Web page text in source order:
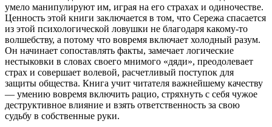
умело манипулируют им, играя на его страхах и одиночестве.
Ценность этой книги заключается в том, что Сережа спасается
из этой психологической ловушки не благодаря какому-то
волшебству, а потому что вовремя включает холодный разум.
Он начинает сопоставлять факты, замечает логические
нестыковки в словах своего мнимого «дяди», преодолевает
страх и совершает волевой, расчетливый поступок для
защиты общества. Книга учит читателя важнейшему качеству
— умению вовремя включить рацио, стряхнуть с себя чужое
деструктивное влияние и взять ответственность за свою
судьбу в собственные руки.